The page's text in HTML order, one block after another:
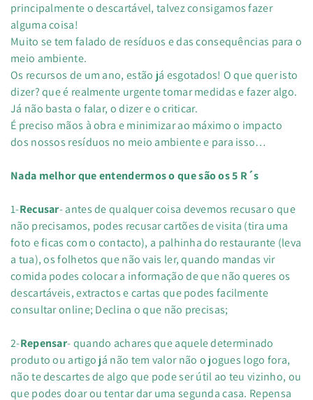
principalmente o descartável, talvez consigamos fazer
alguma coisa!
Muito se tem falado de resíduos e das consequências para o
meio ambiente.
Os recursos de um ano, estão já esgotados! O que quer isto
dizer? que é realmente urgente tomar medidas e fazer algo.
Já não basta o falar, o dizer e o criticar.
É preciso mãos à obra e minimizar ao máximo o impacto
dos nossos resíduos no meio ambiente e para isso…
Nada melhor que entendermos o que são os 5 R´s
1-Recusar- antes de qualquer coisa devemos recusar o que
não precisamos, podes recusar cartões de visita (tira uma
foto e ficas com o contacto), a palhinha do restaurante (leva
a tua), os folhetos que não vais ler, quando mandas vir
comida podes colocar a informação de que não queres os
descartáveis, extractos e cartas que podes facilmente
consultar online; Declina o que não precisas;
2-Repensar- quando achares que aquele determinado
produto ou artigo já não tem valor não o jogues logo fora,
não te descartes de algo que pode ser útil ao teu vizinho, ou
que podes doar ou tentar dar uma segunda casa. Repensa